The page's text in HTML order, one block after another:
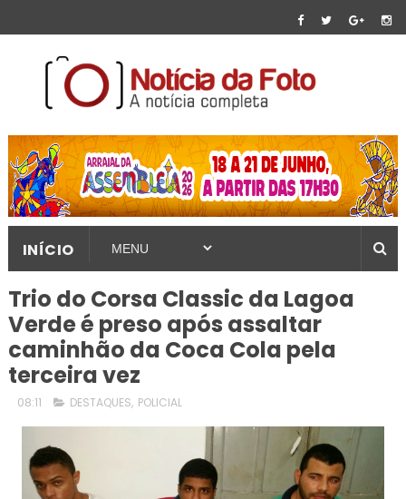
INÍCIO
Trio do Corsa Classic da Lagoa
Verde é preso após assaltar
caminhão da Coca Cola pela
terceira vez
08:11 DESTAQUES, POLICIAL